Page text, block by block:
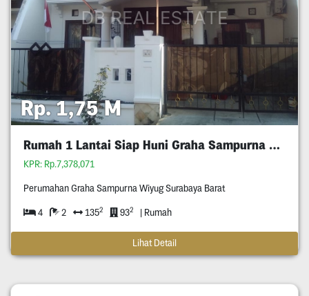
Rp. 1,75 M
Rumah 1 Lantai Siap Huni Graha Sampurna Wiyung
KPR: Rp.7,378,071
Perumahan Graha Sampurna Wiyug Surabaya Barat
4 2 1352 932 | Rumah
Lihat Detail